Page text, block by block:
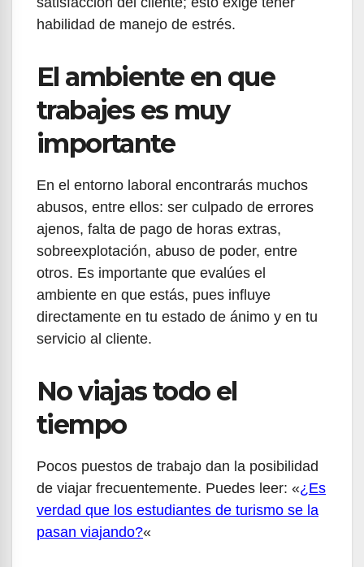
habilidad de manejo de estrés.
El ambiente en que
trabajes es muy
importante
En el entorno laboral encontrarás muchos
abusos, entre ellos: ser culpado de errores
ajenos, falta de pago de horas extras,
sobreexplotación, abuso de poder, entre
otros. Es importante que evalúes el
ambiente en que estás, pues influye
directamente en tu estado de ánimo y en tu
servicio al cliente.
No viajas todo el
tiempo
Pocos puestos de trabajo dan la posibilidad
de viajar frecuentemente. Puedes leer: «¿Es
verdad que los estudiantes de turismo se la
pasan viajando?«